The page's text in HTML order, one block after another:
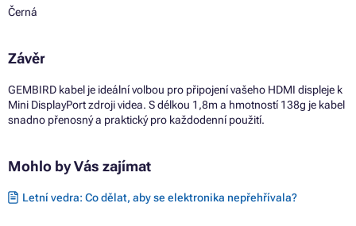
Černá
Závěr
GEMBIRD kabel je ideální volbou pro připojení vašeho HDMI displeje k
Mini DisplayPort zdroji videa. S délkou 1,8m a hmotností 138g je kabel
snadno přenosný a praktický pro každodenní použití.
Mohlo by Vás zajímat
Letní vedra: Co dělat, aby se elektronika nepřehřívala?